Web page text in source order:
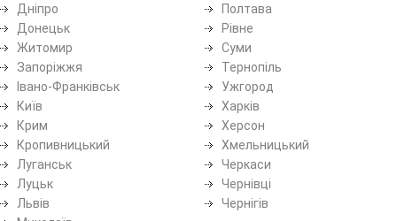
Дніпро
Донецьк
Житомир
Запоріжжя
Івано-Франківськ
Київ
Крим
Кропивницький
Луганськ
Луцьк
Львів
Полтава
Рівне
Суми
Тернопіль
Ужгород
Харків
Херсон
Хмельницький
Черкаси
Чернівці
Чернігів